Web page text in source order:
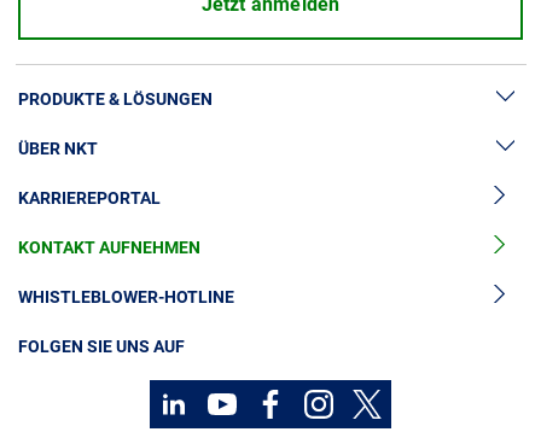
Produktion
Karriere
Europacable
Einkauf
PRODUKTE & LÖSUNGEN
Hochspannung
Kabelgarnituren
Mittelspannungskabel
Niederspannungskabel
ÜBER NKT
News & Presse
Unsere Geschichte
Investoren
Nachhaltigkeit
KARRIEREPORTAL
KONTAKT AUFNEHMEN
WHISTLEBLOWER-HOTLINE
FOLGEN SIE UNS AUF